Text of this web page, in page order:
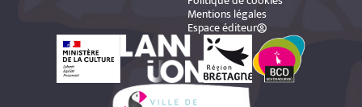
Mentions légales
Espace éditeur